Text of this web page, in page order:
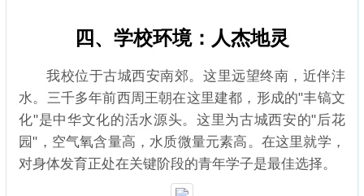
四、学校环境：人杰地灵
我校位于古城西安南郊。这里远望终南，近伴沣
水。三千多年前西周王朝在这里建都，形成的"丰镐文
化"是中华文化的活水源头。这里为古城西安的"后花
园"，空气氧含量高，水质微量元素高。在这里就学，
对身体发育正处在关键阶段的青年学子是最佳选择。